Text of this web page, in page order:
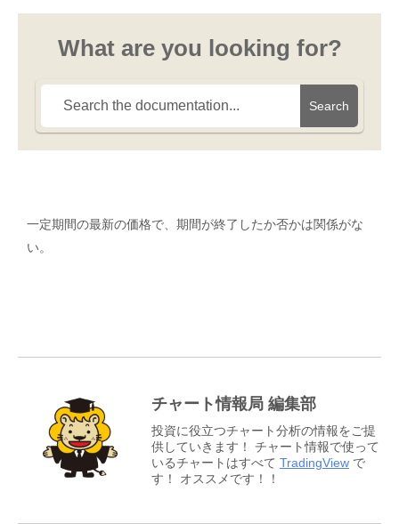
What are you looking for?
Search
一定期間の最新の価格で、期間が終了したか否かは関係がな
い。
チャート情報局 編集部
投資に役立つチャート分析の情報をご提
供していきます！ チャート情報で使って
いるチャートはすべて TradingView で
す！ オススメです！！